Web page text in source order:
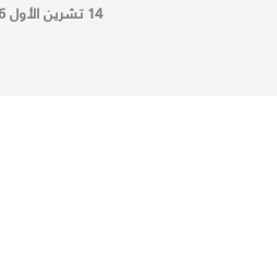
14 تشرين الأول 2016